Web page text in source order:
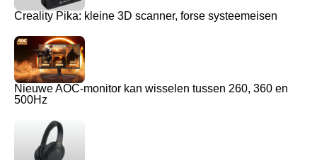
Creality Pika: kleine 3D scanner, forse systeemeisen
Nieuwe AOC-monitor kan wisselen tussen 260, 360 en
500Hz